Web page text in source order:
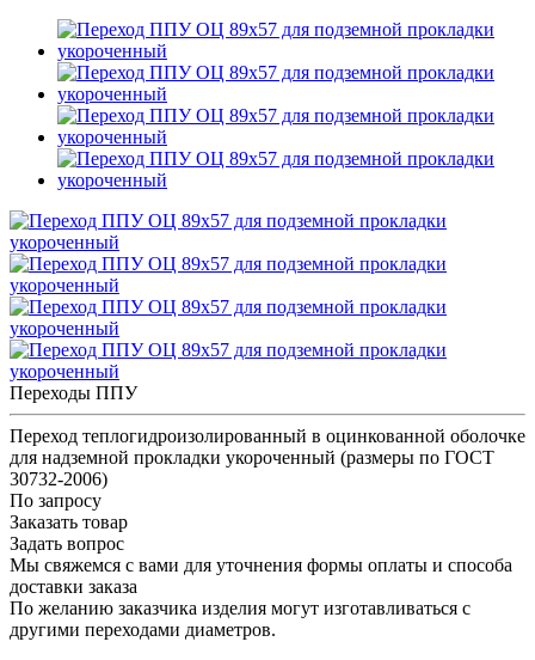
Переходы ППУ
Переход теплогидроизолированный в оцинкованной оболочке
для надземной прокладки укороченный (размеры по ГОСТ
30732-2006)
По запросу
Заказать товар
Задать вопрос
Мы свяжемся с вами для уточнения формы оплаты и способа
доставки заказа
По желанию заказчика изделия могут изготавливаться с
другими переходами диаметров.